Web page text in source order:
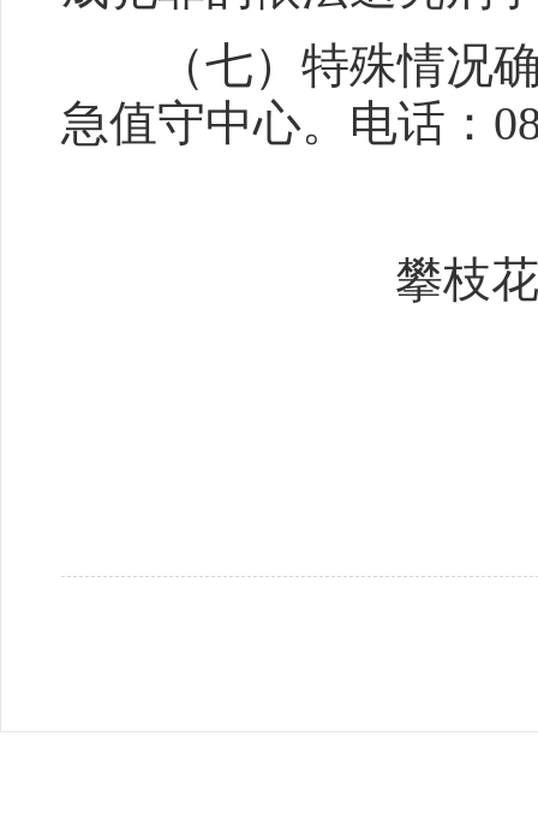
（七）特殊情况确
急值守中心。电话：
攀枝